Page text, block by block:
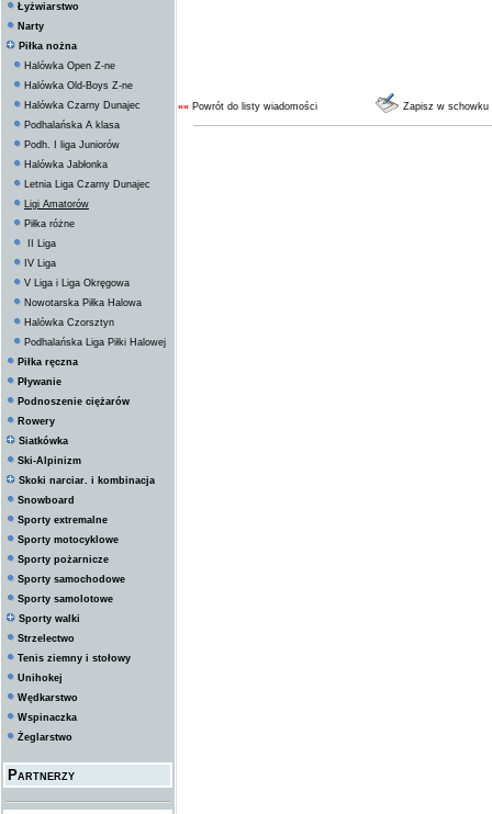
Łyżwiarstwo
Narty
Piłka nożna
Halówka Open Z-ne
Halówka Old-Boys Z-ne
Halówka Czarny Dunajec
Podhalańska A klasa
Podh. I liga Juniorów
Halówka Jabłonka
Letnia Liga Czarny Dunajec
Ligi Amatorów
Piłka różne
II Liga
IV Liga
V Liga i Liga Okręgowa
Nowotarska Piłka Halowa
Halówka Czorsztyn
Podhalańska Liga Piłki Halowej
Piłka ręczna
Pływanie
Podnoszenie ciężarów
Rowery
Siatkówka
Ski-Alpinizm
Skoki narciar. i kombinacja
Snowboard
Sporty extremalne
Sporty motocyklowe
Sporty pożarnicze
Sporty samochodowe
Sporty samolotowe
Sporty walki
Strzelectwo
Tenis ziemny i stołowy
Unihokej
Wędkarstwo
Wspinaczka
Żeglarstwo
Partnerzy
«« Powrót do listy wiadomości Zapisz w schowku